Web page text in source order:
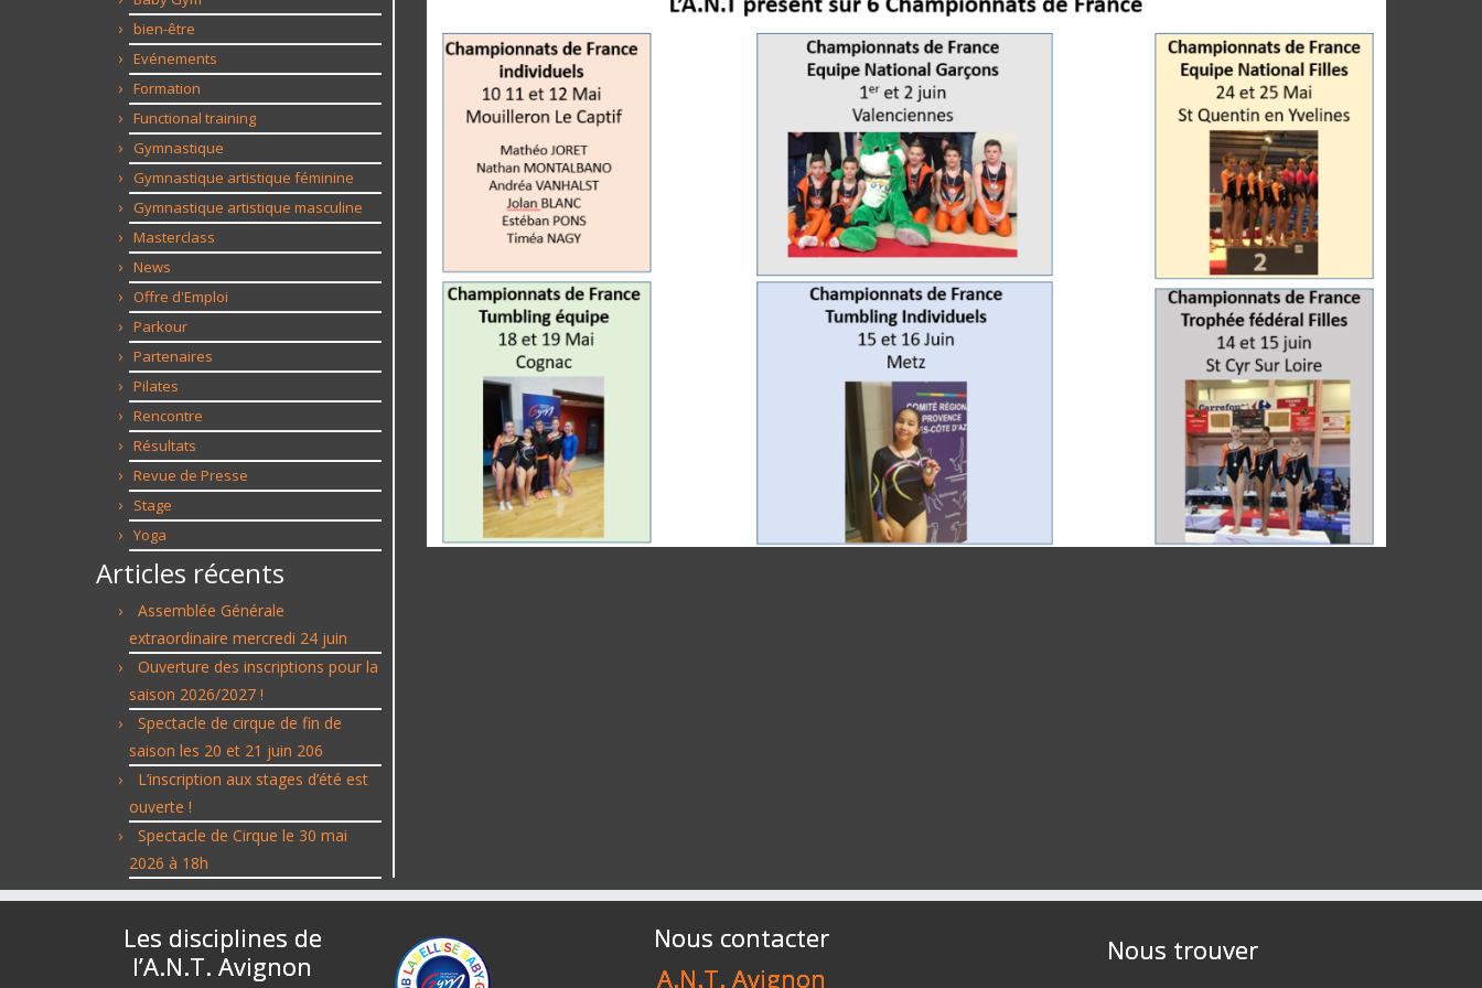
bien-être
Evénements
Formation
Functional training
Gymnastique
Gymnastique artistique féminine
Gymnastique artistique masculine
Masterclass
News
Offre d'Emploi
Parkour
Partenaires
Pilates
Rencontre
Résultats
Revue de Presse
Stage
Yoga
Articles récents
Assemblée Générale
extraordinaire mercredi 24 juin
Ouverture des inscriptions pour la
saison 2026/2027 !
Spectacle de cirque de fin de
saison les 20 et 21 juin 206
L’inscription aux stages d’été est
ouverte !
Spectacle de Cirque le 30 mai
2026 à 18h
Les disciplines de
l’A.N.T. Avignon
Nous contacter
A.N.T. Avignon
Nous trouver